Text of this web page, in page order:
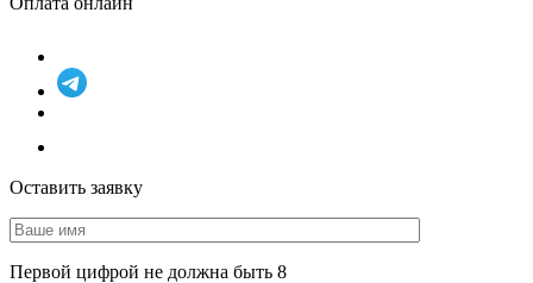
Оставить заявку
Первой цифрой не должна быть 8